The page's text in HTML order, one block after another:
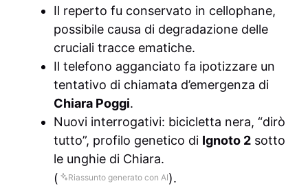
Il reperto fu conservato in cellophane,
possibile causa di degradazione delle
cruciali tracce ematiche.
Il telefono agganciato fa ipotizzare un
tentativo di chiamata d’emergenza di
Chiara Poggi.
Nuovi interrogativi: bicicletta nera, “dirò
tutto”, profilo genetico di Ignoto 2 sotto
le unghie di Chiara.
(
Riassunto generato con AI).